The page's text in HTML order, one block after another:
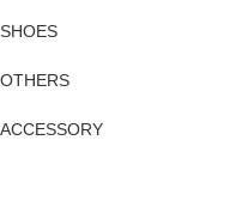
SHOES
OTHERS
ACCESSORY